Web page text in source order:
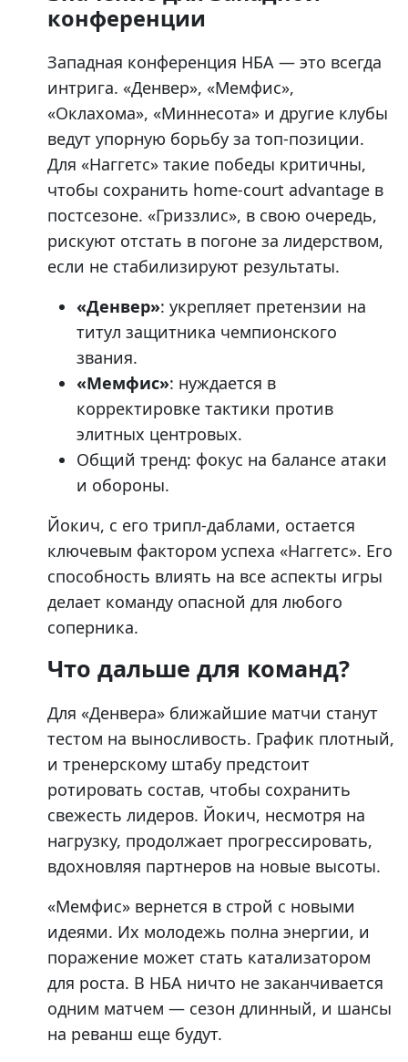
конференции
Западная конференция НБА — это всегда
интрига. «Денвер», «Мемфис»,
«Оклахома», «Миннесота» и другие клубы
ведут упорную борьбу за топ-позиции.
Для «Наггетс» такие победы критичны,
чтобы сохранить home-court advantage в
постсезоне. «Гриззлис», в свою очередь,
рискуют отстать в погоне за лидерством,
если не стабилизируют результаты.
«Денвер»: укрепляет претензии на
титул защитника чемпионского
звания.
«Мемфис»: нуждается в
корректировке тактики против
элитных центровых.
Общий тренд: фокус на балансе атаки
и обороны.
Йокич, с его трипл-даблами, остается
ключевым фактором успеха «Наггетс». Его
способность влиять на все аспекты игры
делает команду опасной для любого
соперника.
Что дальше для команд?
Для «Денвера» ближайшие матчи станут
тестом на выносливость. График плотный,
и тренерскому штабу предстоит
ротировать состав, чтобы сохранить
свежесть лидеров. Йокич, несмотря на
нагрузку, продолжает прогрессировать,
вдохновляя партнеров на новые высоты.
«Мемфис» вернется в строй с новыми
идеями. Их молодежь полна энергии, и
поражение может стать катализатором
для роста. В НБА ничто не заканчивается
одним матчем — сезон длинный, и шансы
на реванш еще будут.